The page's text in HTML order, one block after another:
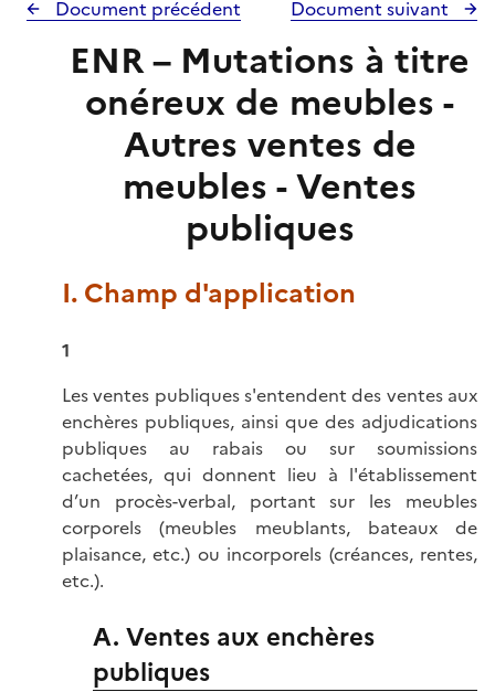
Document précédent Document suivant
ENR – Mutations à titre
onéreux de meubles -
Autres ventes de
meubles - Ventes
publiques
I. Champ d'application
1
Les ventes publiques s'entendent des ventes aux
enchères publiques, ainsi que des adjudications
publiques au rabais ou sur soumissions
cachetées, qui donnent lieu à l'établissement
d’un procès-verbal, portant sur les meubles
corporels (meubles meublants, bateaux de
plaisance, etc.) ou incorporels (créances, rentes,
etc.).
A. Ventes aux enchères
publiques